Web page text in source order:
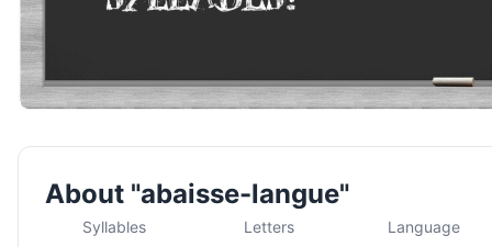
About "abaisse-langue"
Syllables Letters Language